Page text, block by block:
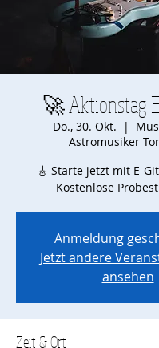
🚀 Aktionstag
Do., 30. Okt.
  |
Astromusiker
🎸 Starte jetzt mit E-
Kostenlose
Anmeldung
Jetzt andere
ansehen
Zeit & Ort